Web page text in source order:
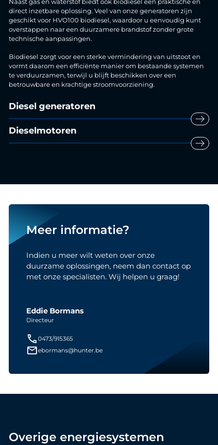
direct inzetbare oplossing. Veel van onze generatoren zijn
geschikt voor HVO100 biodiesel, waardoor u eenvoudig kunt
overstappen naar een duurzamere brandstof zonder grote
technische aanpassingen.
Biodiesel zorgt voor een sterke vermindering van uitstoot en
vormt daarom een efficiënte manier om bestaande systemen
te verduurzamen, terwijl u blijft beschikken over een
betrouwbare en krachtige stroomvoorziening.
Diesel generatoren
east
Dieselmotoren
east
Meer informatie?
Indien u meer wilt weten over onze
duurzame oplossingen, neem dan contact op
met onze specialisten. Wij helpen u graag!
Eddie Bormans
Directeur
0473/915365
ebormans@hunter.be
Overige energiesystemen